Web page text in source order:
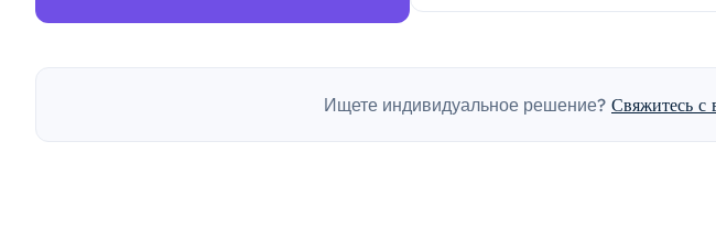
Ищете индивидуальное решение? Свяжитесь с